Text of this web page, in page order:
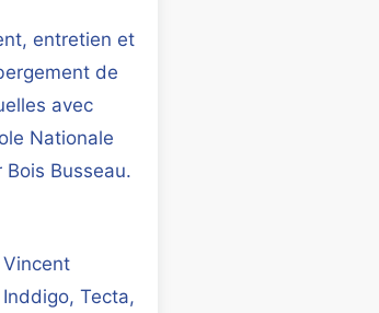
entretien et
de
avec
Nationale
Bois Busseau.
Vincent
Tecta,